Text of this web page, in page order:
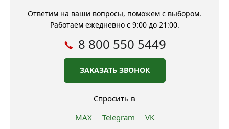
Ответим на ваши вопросы, поможем с выбором.
Работаем ежедневно с 9:00 до 21:00.
8 800 550 5449
ЗАКАЗАТЬ ЗВОНОК
Спросить в
MAX
Telegram VK